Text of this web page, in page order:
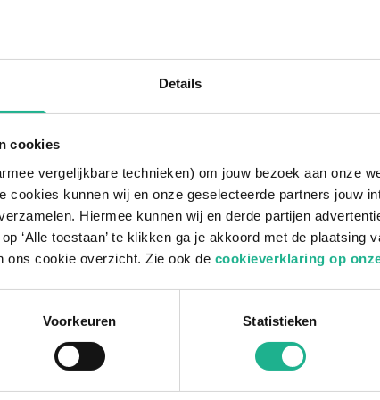
Details
cookies
vergelijkbare technieken) om jouw bezoek aan onze
cookies kunnen wij en onze geselecteerde partners jouw
Hiermee kunnen wij en derde partijen
‘Alle toestaan’ te klikken ga je akkoord met de plaatsing
ons cookie overzicht. Zie ook de cookieverklaring op
Voorkeuren Statistieken
product
stam – een elegante
ofHydrangea arborescens) is een
de zomermaanden transformeert deze boom met
diverse kleuren kunnen variëren van wit en crème
september en zorgen voor een frisse en vrolijke
maakt, is dat de bloemen zich boven het loof
een sierlijke verschijning, ideaal als eyecatcher
mooi contrast met de bloemen, terwijl de takken
te verzorgen en gedijen goed in zowel zonnige